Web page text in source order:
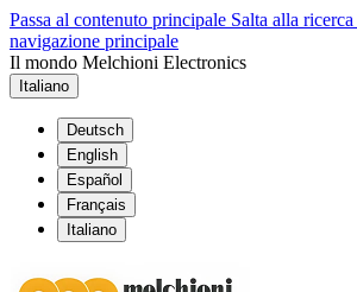
Passa al contenuto principale Salta alla ricerca
navigazione principale
Il mondo Melchioni Electronics
Italiano
Deutsch
English
Español
Français
Italiano